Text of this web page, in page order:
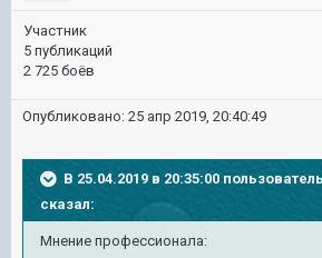
Участник
5 публикаций
2 725 боёв
Опубликовано: 25 апр 2019, 20:40:49
В 25.04.2019 в 20:35:00 пользователь
сказал:
Мнение профессионала: